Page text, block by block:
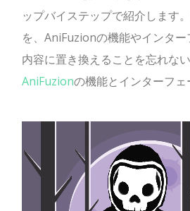
ップバイステップで紹介します
を、AniFuzionの機能やインタ
内容に置き換えることを忘れない
AniFuzionの機能とインターフェ